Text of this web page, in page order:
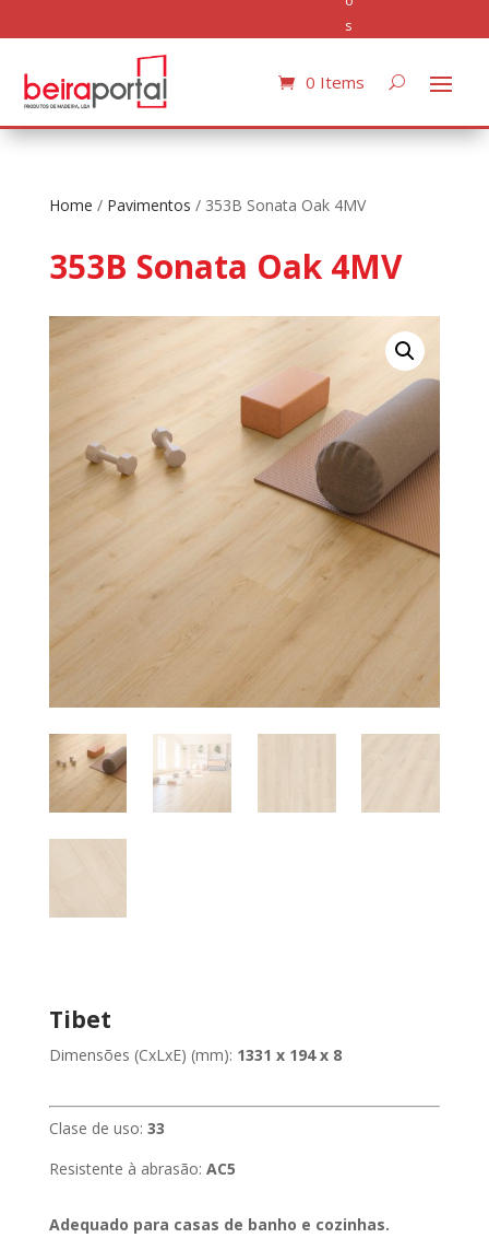
s
0 Items
Home / Pavimentos / 353B Sonata Oak 4MV
353B Sonata Oak 4MV
Tibet
Dimensões (CxLxE) (mm): 1331 x 194 x 8
Clase de uso: 33
Resistente à abrasão: AC5
Adequado para casas de banho e cozinhas.